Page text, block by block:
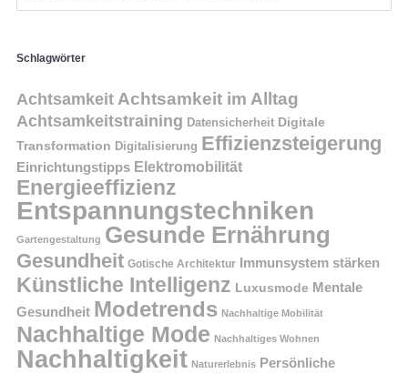
Schlagwörter
Achtsamkeit Achtsamkeit im Alltag
Achtsamkeitstraining Datensicherheit Digitale
Transformation Digitalisierung Effizienzsteigerung
Einrichtungstipps Elektromobilität
Energieeffizienz
Entspannungstechniken
Gartengestaltung Gesunde Ernährung
Gesundheit Gotische Architektur Immunsystem stärken
Künstliche Intelligenz Luxusmode Mentale
Gesundheit Modetrends Nachhaltige Mobilität
Nachhaltige Mode Nachhaltiges Wohnen
Nachhaltigkeit Naturerlebnis Persönliche